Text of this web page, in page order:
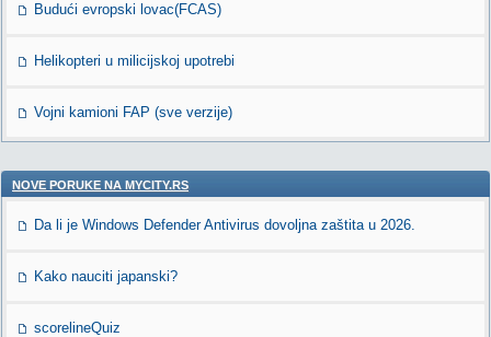
Budući evropski lovac(FCAS)
Helikopteri u milicijskoj upotrebi
Vojni kamioni FAP (sve verzije)
NOVE PORUKE NA MYCITY.RS
Da li je Windows Defender Antivirus dovoljna zaštita u 2026.
Kako nauciti japanski?
scorelineQuiz